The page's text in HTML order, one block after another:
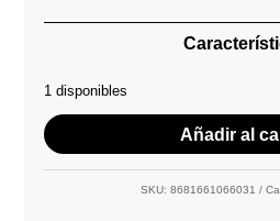
1 disponibles
Añadir al
SKU: 8681661066031